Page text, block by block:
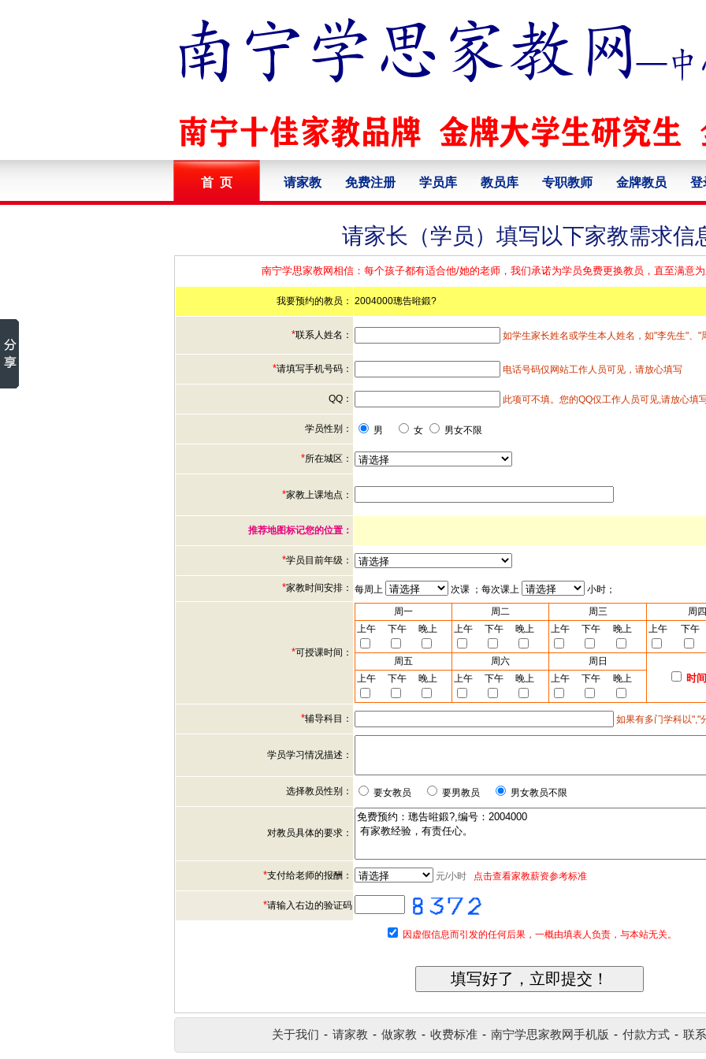
首 页 请家教 免费注册 学员库 教员库 专职教师 金牌教员 登
请家长（学员）填写以下家教需求信
南宁学思家教网相信：每个孩子都有适合他/她的老师，我们承诺为学员免费更换教员，直至满意为
我要预约的教员： 2004000璁告暀鍛?
*联系人姓名： 如学生家长姓名或学生本人姓名，如"李先生"、"
*请填写手机号码： 电话号码仅网站工作人员可见，请放心填写
QQ： 此项可不填。您的QQ仅工作人员可见,请放心填
学员性别： 男 女 男女不限
*所在城区：
*家教上课地点：
推荐地图标记您的位置：
*学员目前年级：
*家教时间安排： 每周上 次课 ；每次课上 小时；
*可授课时间：
周一 周二 周三
周四
上午
下午 晚上 上午 下午 晚上 上午 下午 晚上 上午 下午
周五 周六 周日
时
上午 下午 晚上 上午 下午 晚上 上午 下午 晚上
*辅导科目： 如果有多门学科以","
学员学习情况描述：
选择教员性别： 要女教员 要男教员 男女教员不限
对教员具体的要求：
*支付给老师的报酬： 元/小时 点击查看家教薪资参考标准
*请输入右边的验证码
因虚假信息而引发的任何后果，一概由填表人负责，与本站无关。
关于我们 - 请家教 - 做家教 - 收费标准 - 南宁学思家教网手机版 - 付款方式 - 联